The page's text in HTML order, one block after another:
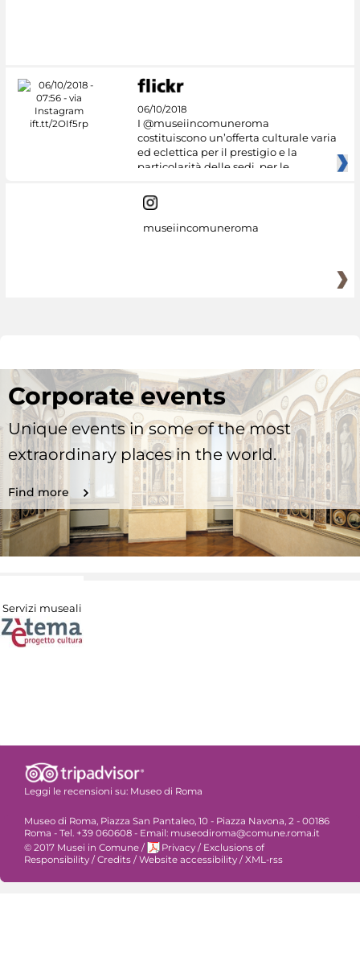
06/10/2018
I @museiincomuneroma
costituiscono un’offerta culturale varia
ed eclettica per il prestigio e la
particolarità delle sedi, per le
museiincomuneroma
Corporate events
Unique events in some of the most
extraordinary places in the world.
Find more
Servizi museali
Leggi le recensioni su: Museo di Roma
Museo di Roma, Piazza San Pantaleo, 10 - Piazza Navona, 2 - 00186
Roma - Tel. +39 060608 - Email: museodiroma@comune.roma.it
© 2017 Musei in Comune / Privacy / Exclusions of
Responsibility / Credits / Website accessibility / XML-rss